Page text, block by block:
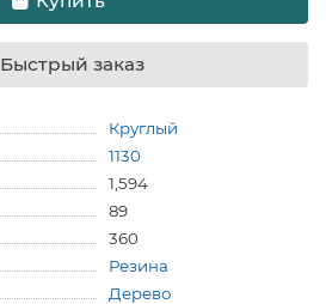
Быстрый заказ
Круглый
1130
1,594
89
360
Резина
Дерево